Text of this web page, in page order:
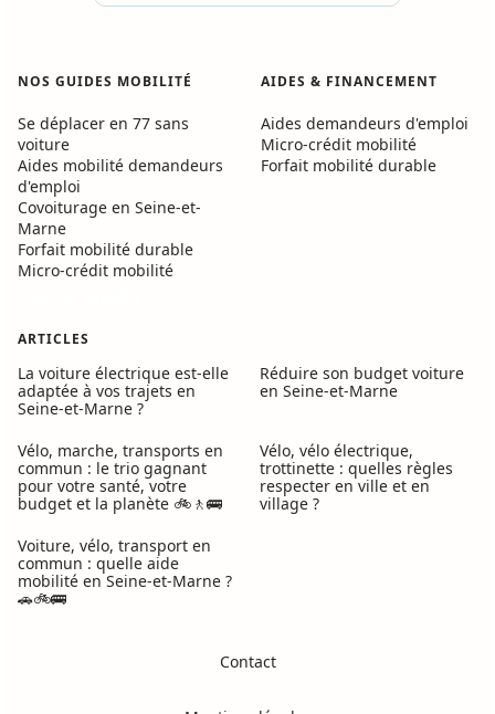
NOS GUIDES MOBILITÉ
Se déplacer en 77 sans
voiture
Aides mobilité demandeurs
d'emploi
Covoiturage en Seine-et-
Marne
Forfait mobilité durable
Micro-crédit mobilité
AIDES & FINANCEMENT
Aides demandeurs d'emploi
Micro-crédit mobilité
Forfait mobilité durable
ARTICLES
La voiture électrique est-elle
adaptée à vos trajets en
Seine-et-Marne ?
Réduire son budget voiture
en Seine-et-Marne
Vélo, marche, transports en
commun : le trio gagnant
pour votre santé, votre
budget et la planète 🚲🚶🚌
Vélo, vélo électrique,
trottinette : quelles règles
respecter en ville et en
village ?
Voiture, vélo, transport en
commun : quelle aide
mobilité en Seine-et-Marne ?
🚗🚲🚌
Contact